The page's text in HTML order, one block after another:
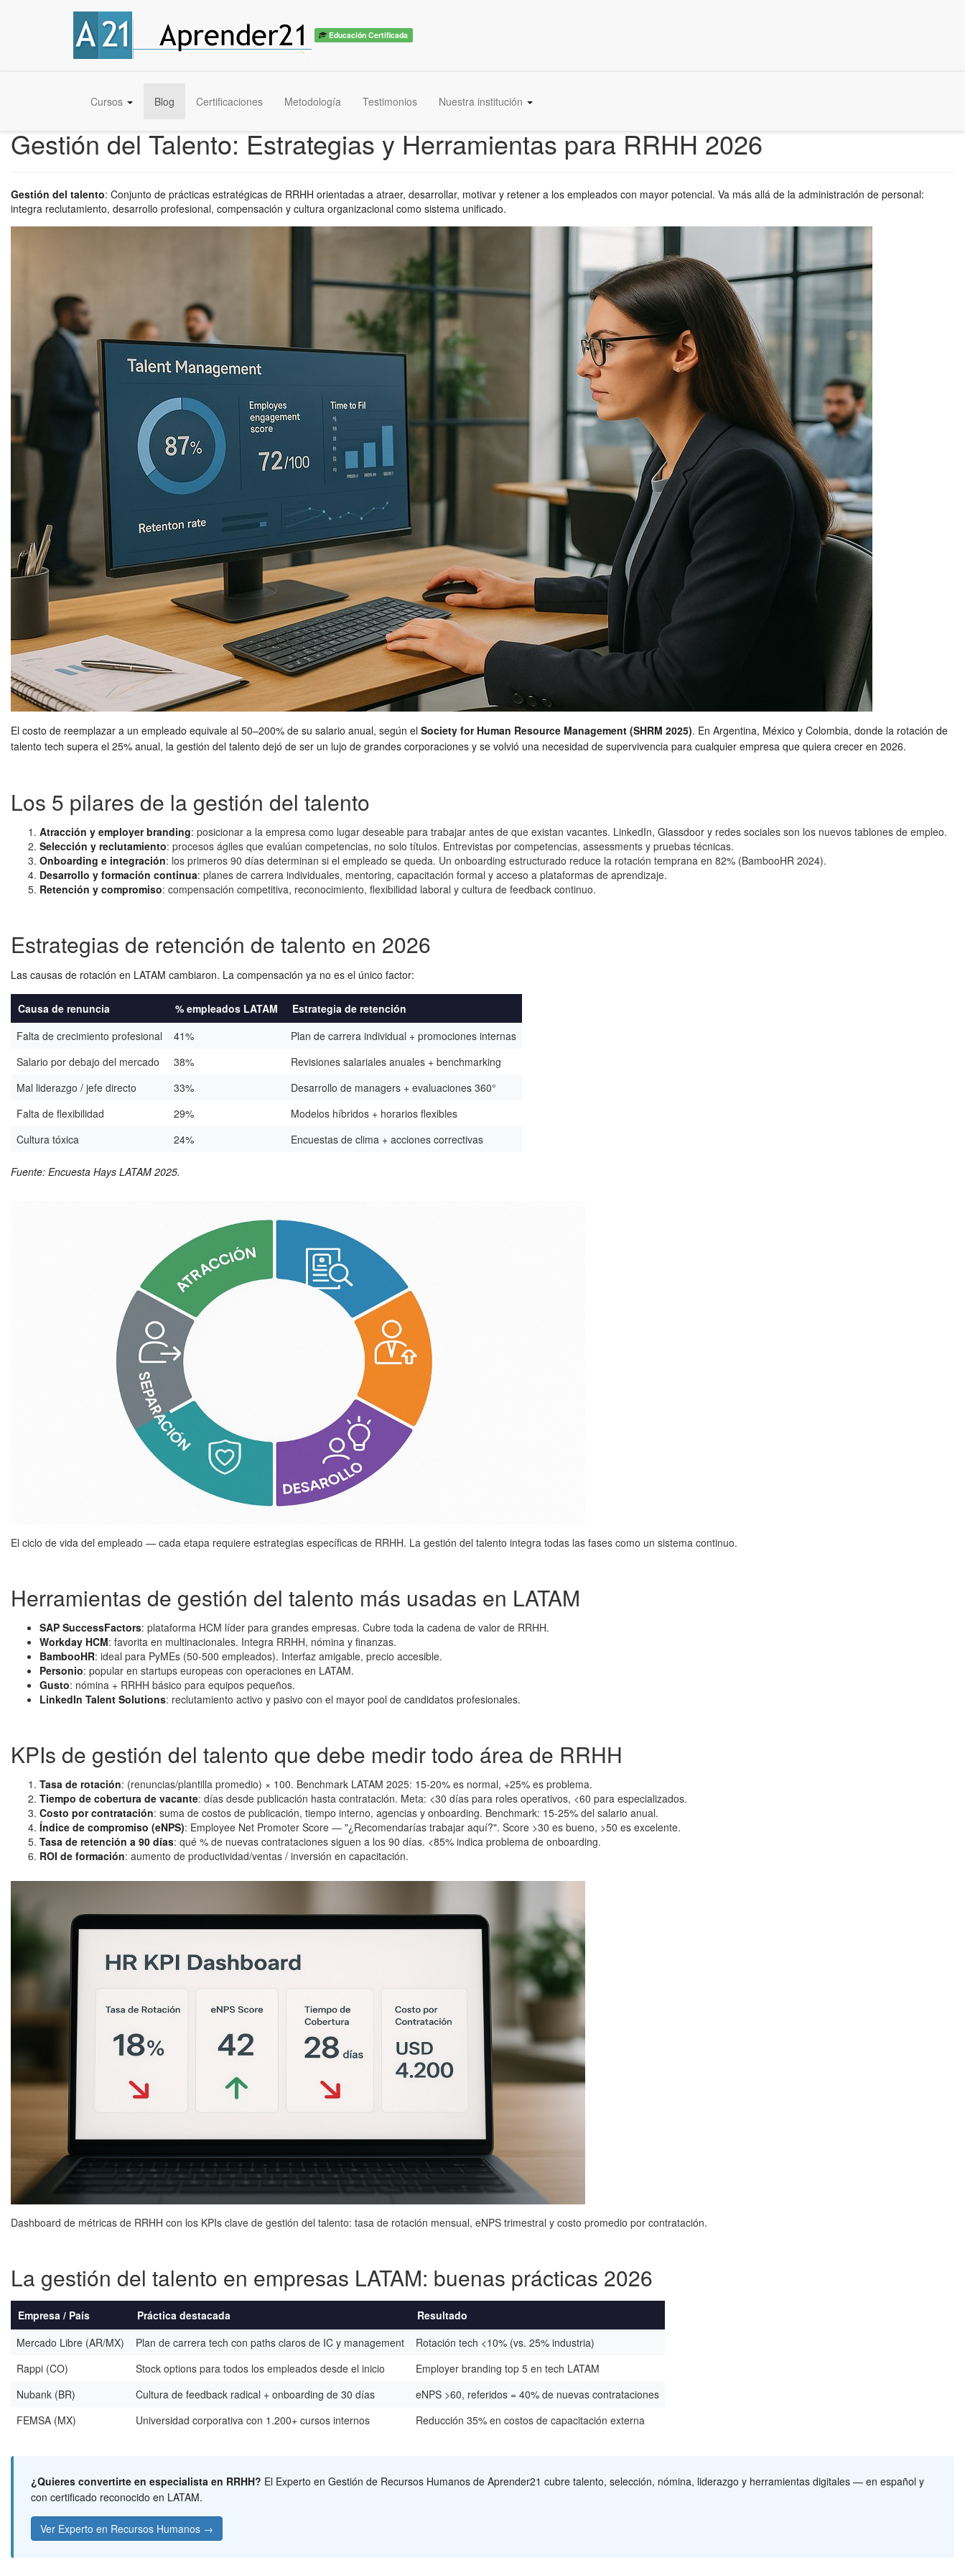
Educación Certificada
Cursos Blog Certificaciones Metodología Testimonios Nuestra institución
Gestión del Talento: Estrategias y Herramientas para RRHH 2026
Gestión del talento: Conjunto de prácticas estratégicas de RRHH orientadas a atraer, desarrollar, motivar y retener a los empleados con mayor potencial. Va más allá de la administración de personal:
integra reclutamiento, desarrollo profesional, compensación y cultura organizacional como sistema unificado.
El costo de reemplazar a un empleado equivale al 50–200% de su salario anual, según el Society for Human Resource Management (SHRM 2025). En Argentina, México y Colombia, donde la rotación de
talento tech supera el 25% anual, la gestión del talento dejó de ser un lujo de grandes corporaciones y se volvió una necesidad de supervivencia para cualquier empresa que quiera crecer en 2026.
Los 5 pilares de la gestión del talento
Atracción y employer branding: posicionar a la empresa como lugar deseable para trabajar antes de que existan vacantes. LinkedIn, Glassdoor y redes sociales son los nuevos tablones de empleo.
Selección y reclutamiento: procesos ágiles que evalúan competencias, no solo títulos. Entrevistas por competencias, assessments y pruebas técnicas.
Onboarding e integración: los primeros 90 días determinan si el empleado se queda. Un onboarding estructurado reduce la rotación temprana en 82% (BambooHR 2024).
Desarrollo y formación continua: planes de carrera individuales, mentoring, capacitación formal y acceso a plataformas de aprendizaje.
Retención y compromiso: compensación competitiva, reconocimiento, flexibilidad laboral y cultura de feedback continuo.
Estrategias de retención de talento en 2026
Las causas de rotación en LATAM cambiaron. La compensación ya no es el único factor:
Causa de renuncia % empleados LATAM
Estrategia de retención
Falta de crecimiento profesional
41%
Plan de carrera individual + promociones internas
Salario por debajo del mercado
38%
Revisiones salariales anuales + benchmarking
Mal liderazgo / jefe directo
33%
Desarrollo de managers + evaluaciones 360°
Falta de flexibilidad
29%
Modelos híbridos + horarios flexibles
Cultura tóxica
24% Encuestas de clima + acciones correctivas
Fuente: Encuesta Hays LATAM 2025.
El ciclo de vida del empleado — cada etapa requiere estrategias específicas de RRHH. La gestión del talento integra todas las fases como un sistema continuo.
Herramientas de gestión del talento más usadas en LATAM
SAP SuccessFactors: plataforma HCM líder para grandes empresas. Cubre toda la cadena de valor de RRHH.
Workday HCM: favorita en multinacionales. Integra RRHH, nómina y finanzas.
BambooHR: ideal para PyMEs (50-500 empleados). Interfaz amigable, precio accesible.
Personio: popular en startups europeas con operaciones en LATAM.
Gusto: nómina + RRHH básico para equipos pequeños.
LinkedIn Talent Solutions: reclutamiento activo y pasivo con el mayor pool de candidatos profesionales.
KPIs de gestión del talento que debe medir todo área de RRHH
Tasa de rotación: (renuncias/plantilla promedio) × 100. Benchmark LATAM 2025: 15-20% es normal, +25% es problema.
Tiempo de cobertura de vacante: días desde publicación hasta contratación. Meta: <30 días para roles operativos, <60 para especializados.
Costo por contratación: suma de costos de publicación, tiempo interno, agencias y onboarding. Benchmark: 15-25% del salario anual.
Índice de compromiso (eNPS): Employee Net Promoter Score — "¿Recomendarías trabajar aquí?". Score >30 es bueno, >50 es excelente.
Tasa de retención a 90 días: qué % de nuevas contrataciones siguen a los 90 días. <85% indica problema de onboarding.
ROI de formación: aumento de productividad/ventas / inversión en capacitación.
Dashboard de métricas de RRHH con los KPIs clave de gestión del talento: tasa de rotación mensual, eNPS trimestral y costo promedio por contratación.
La gestión del talento en empresas LATAM: buenas prácticas 2026
Empresa / País Práctica destacada
Resultado
Mercado Libre (AR/MX)
Plan de carrera tech con paths claros de IC y management
Rotación tech <10% (vs. 25% industria)
Rappi (CO)
Stock options para todos los empleados desde el inicio
Employer branding top 5 en tech LATAM
Nubank (BR)
Cultura de feedback radical + onboarding de 30 días
eNPS >60, referidos = 40% de nuevas contrataciones
FEMSA (MX)
Universidad corporativa con 1.200+ cursos internos Reducción 35% en costos de capacitación externa
¿Quieres convertirte en especialista en RRHH? El Experto en Gestión de Recursos Humanos de Aprender21 cubre talento, selección, nómina, liderazgo y herramientas digitales — en español y
con certificado reconocido en LATAM.
Ver Experto en Recursos Humanos →